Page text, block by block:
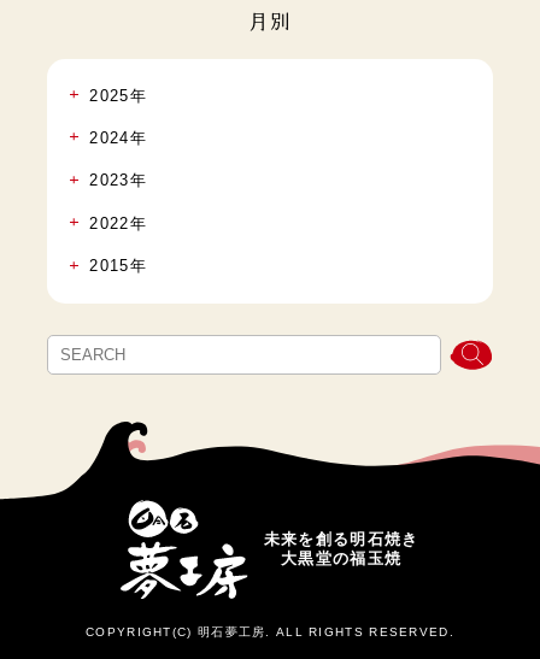
月別
2025年
2024年
2023年
2022年
2015年
未来を創る明石焼き
大黒堂の福玉焼
COPYRIGHT(C) 明石夢工房. ALL RIGHTS RESERVED.